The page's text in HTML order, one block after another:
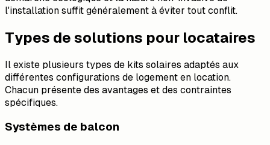
l'installation suffit généralement à éviter tout conflit.
Types de solutions pour locataires
Il existe plusieurs types de kits solaires adaptés aux
différentes configurations de logement en location.
Chacun présente des avantages et des contraintes
spécifiques.
Systèmes de balcon